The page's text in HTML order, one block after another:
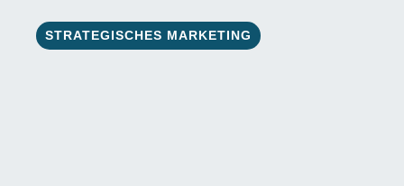
STRATEGISCHES MARKETING